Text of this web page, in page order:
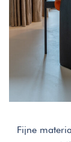
Fijne